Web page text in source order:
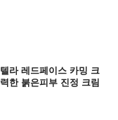
라 레드페이스 카밍 크
한 붉은피부 진정 크림